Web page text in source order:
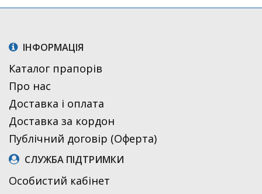
ІНФОРМАЦІЯ
Каталог прапорів
Про нас
Доставка і оплата
Доставка за кордон
Публічний договір (Оферта)
СЛУЖБА ПІДТРИМКИ
Особистий кабінет